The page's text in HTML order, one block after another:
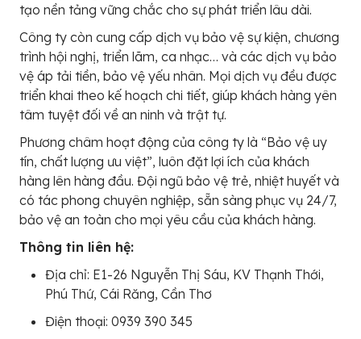
tạo nền tảng vững chắc cho sự phát triển lâu dài.
Công ty còn cung cấp dịch vụ bảo vệ sự kiện, chương
trình hội nghị, triển lãm, ca nhạc… và các dịch vụ bảo
vệ áp tải tiền, bảo vệ yếu nhân. Mọi dịch vụ đều được
triển khai theo kế hoạch chi tiết, giúp khách hàng yên
tâm tuyệt đối về an ninh và trật tự.
Phương châm hoạt động của công ty là “Bảo vệ uy
tín, chất lượng ưu việt”, luôn đặt lợi ích của khách
hàng lên hàng đầu. Đội ngũ bảo vệ trẻ, nhiệt huyết và
có tác phong chuyên nghiệp, sẵn sàng phục vụ 24/7,
bảo vệ an toàn cho mọi yêu cầu của khách hàng.
Thông tin liên hệ:
Địa chỉ: E1-26 Nguyễn Thị Sáu, KV Thạnh Thới,
Phú Thứ, Cái Răng, Cần Thơ
Điện thoại: 0939 390 345